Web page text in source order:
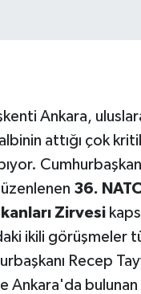
Ankara,
attığı çok
36.
Zirvesi
ikili görüşmeler
Recep
Ankara'da